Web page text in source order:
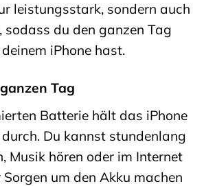
leistungsstark, sondern auch
sodass du den ganzen Tag
iPhone hast.
Tag
Batterie hält das iPhone
Du kannst stundenlang
Musik hören oder im Internet
um den Akku machen